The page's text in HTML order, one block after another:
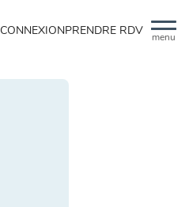
menu
CONNEXIONPRENDRE RDV